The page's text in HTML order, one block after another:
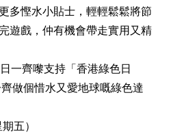
多慳水小貼士，輕輕鬆鬆將節
遊戲，仲有機會帶走實用又精
一齊嚟支持「香港綠色日
做個惜水又愛地球嘅綠色達
五）